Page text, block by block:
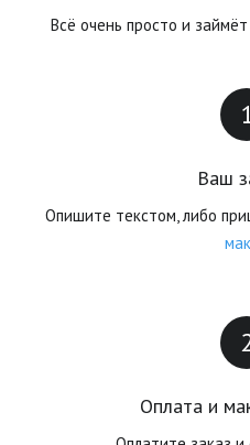
Всё очень просто и
Ваш
Оплата и